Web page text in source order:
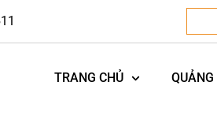
TRANG CHỦ QUẢNG